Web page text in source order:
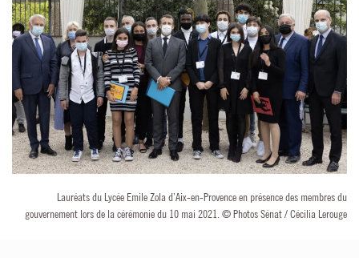
Lauréats du Lycée Emile Zola d’Aix-en-Provence en présence des membres du
gouvernement lors de la cérémonie du 10 mai 2021. © Photos Sénat / Cécilia Lerouge